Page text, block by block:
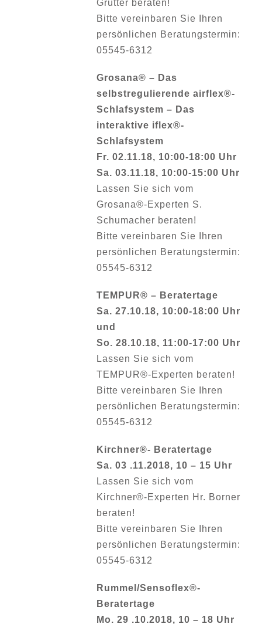
Grütter beraten!
Bitte vereinbaren Sie Ihren
persönlichen Beratungstermin:
05545-6312
Grosana® – Das
selbstregulierende airflex®-
Schlafsystem – Das
interaktive iflex®-
Schlafsystem
Fr. 02.11.18, 10:00-18:00 Uhr
Sa. 03.11.18, 10:00-15:00 Uhr
Lassen Sie sich vom
Grosana®-Experten S.
Schumacher beraten!
Bitte vereinbaren Sie Ihren
persönlichen Beratungstermin:
05545-6312
TEMPUR® – Beratertage
Sa. 27.10.18, 10:00-18:00 Uhr
und
So. 28.10.18, 11:00-17:00 Uhr
Lassen Sie sich vom
TEMPUR®-Experten beraten!
Bitte vereinbaren Sie Ihren
persönlichen Beratungstermin:
05545-6312
Kirchner®- Beratertage
Sa. 03 .11.2018, 10 – 15 Uhr
Lassen Sie sich vom
Kirchner®-Experten Hr. Borner
beraten!
Bitte vereinbaren Sie Ihren
persönlichen Beratungstermin:
05545-6312
Rummel/Sensoflex®-
Beratertage
Mo. 29 .10.2018, 10 – 18 Uhr